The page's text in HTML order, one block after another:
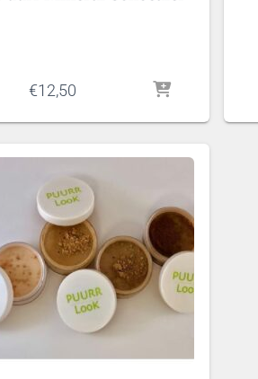
€12,50